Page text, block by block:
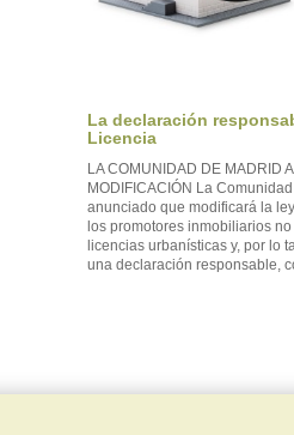
La declaración
Licencia
LA COMUNIDAD DE MADRID
MODIFICACIÓN La
anunciado que modificará la
los promotores inmobiliarios
licencias urbanísticas y, por lo
una declaración responsable,